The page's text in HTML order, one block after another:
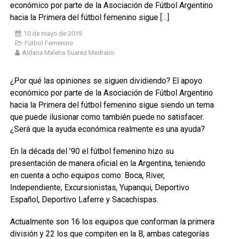
económico por parte de la Asociación de Fútbol Argentino
hacia la Primera del fútbol femenino sigue […]
10 de mayo de 2019
Fútbol Femenino
Aldana Malena Suarez Medrano
¿Por qué las opiniones se siguen dividiendo? El apoyo
económico por parte de la Asociación de Fútbol Argentino
hacia la Primera del fútbol femenino sigue siendo un tema
que puede ilusionar como también puede no satisfacer.
¿Será que la ayuda económica realmente es una ayuda?
En la década del ’90 el fútbol femenino hizo su
presentación de manera oficial en la Argentina, teniendo
en cuenta a ocho equipos como: Boca, River,
Independiente, Excursionistas, Yupanqui, Deportivo
Español, Deportivo Laferre y Sacachispas.
Actualmente son 16 los equipos que conforman la primera
división y 22 los que compiten en la B, ambas categorías